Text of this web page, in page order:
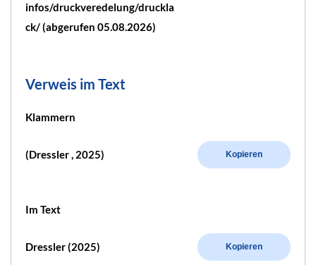
infos/druckveredelung/druckla
ck/ (abgerufen 05.08.2026)
Verweis im Text
Klammern
(Dressler , 2025) Kopieren
Im Text
Dressler (2025) Kopieren